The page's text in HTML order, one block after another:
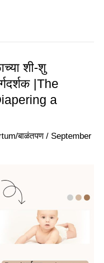
शी-शु
|The
a
बाळंतपण/ September